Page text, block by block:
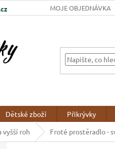
MOJE OBJEDNÁVKA
Dětské zboží Přikrývky
vyšší roh Froté prostěradlo -